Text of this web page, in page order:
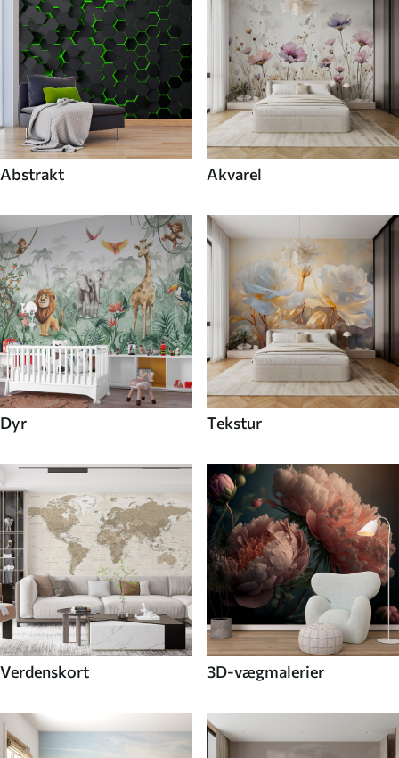
Abstrakt Akvarel
Dyr Tekstur
Verdenskort 3D-vægmalerier